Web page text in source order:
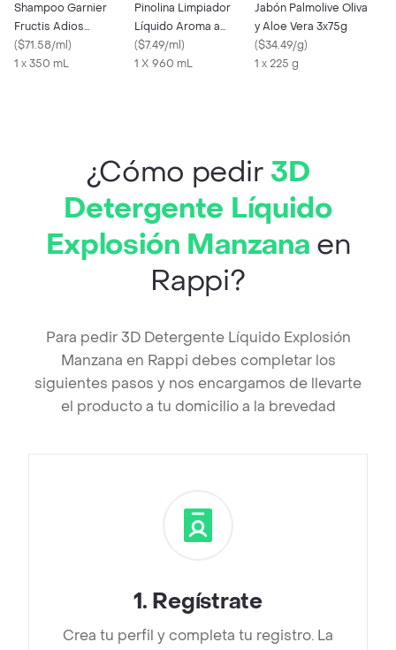
Shampoo Garnier
Fructis Adios
Esponjado
($71.58/ml)
1 x 350 mL
Pinolina Limpiador
Líquido Aroma a
Lavanda
($7.49/ml)
1 X 960 mL
Jabón Palmolive Oliva
y Aloe Vera 3x75g
($34.49/g)
1 x 225 g
¿Cómo pedir3D
Detergente Líquido
Explosión Manzana en
Rappi?
Para pedir 3D Detergente Líquido Explosión
Manzana en Rappi debes completar los
siguientes pasos y nos encargamos de llevarte
el producto a tu domicilio a la brevedad
1. Regístrate
Crea tu perfil y completa tu registro. La